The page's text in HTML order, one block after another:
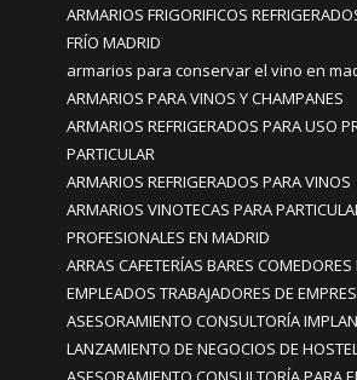
ARMARIOS FRIGORIFICOS
FRÍO MADRID
armarios para conservar el vino en
ARMARIOS PARA VINOS Y CHAMPANES
ARMARIOS REFRIGERADOS PARA USO
PARTICULAR
ARMARIOS REFRIGERADOS PARA VINOS
ARMARIOS VINOTECAS PARA
PROFESIONALES EN MADRID
ARRAS CAFETERÍAS BARES
EMPLEADOS TRABAJADORES DE
ASESORAMIENTO CONSULTORÍA
LANZAMIENTO DE NEGOCIOS DE